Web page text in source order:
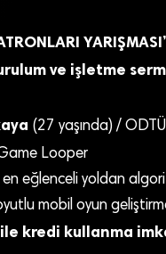
ve işletme
(27 yaşında) /
Looper
eğlenceli yoldan
mobil oyun
kredi kullanma